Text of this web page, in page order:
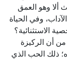
ألا وهو العمق
وفي الحياة
الاستثنائية؟
أن الركيزة
ذلك الحب الذي